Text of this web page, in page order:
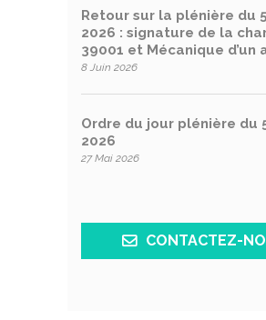
Retour sur la plénière du
2026 : signature de la
39001 et Mécanique d’un
8 Juin 2026
Ordre du jour plénière du
2026
27 Mai 2026
CONTACTEZ-